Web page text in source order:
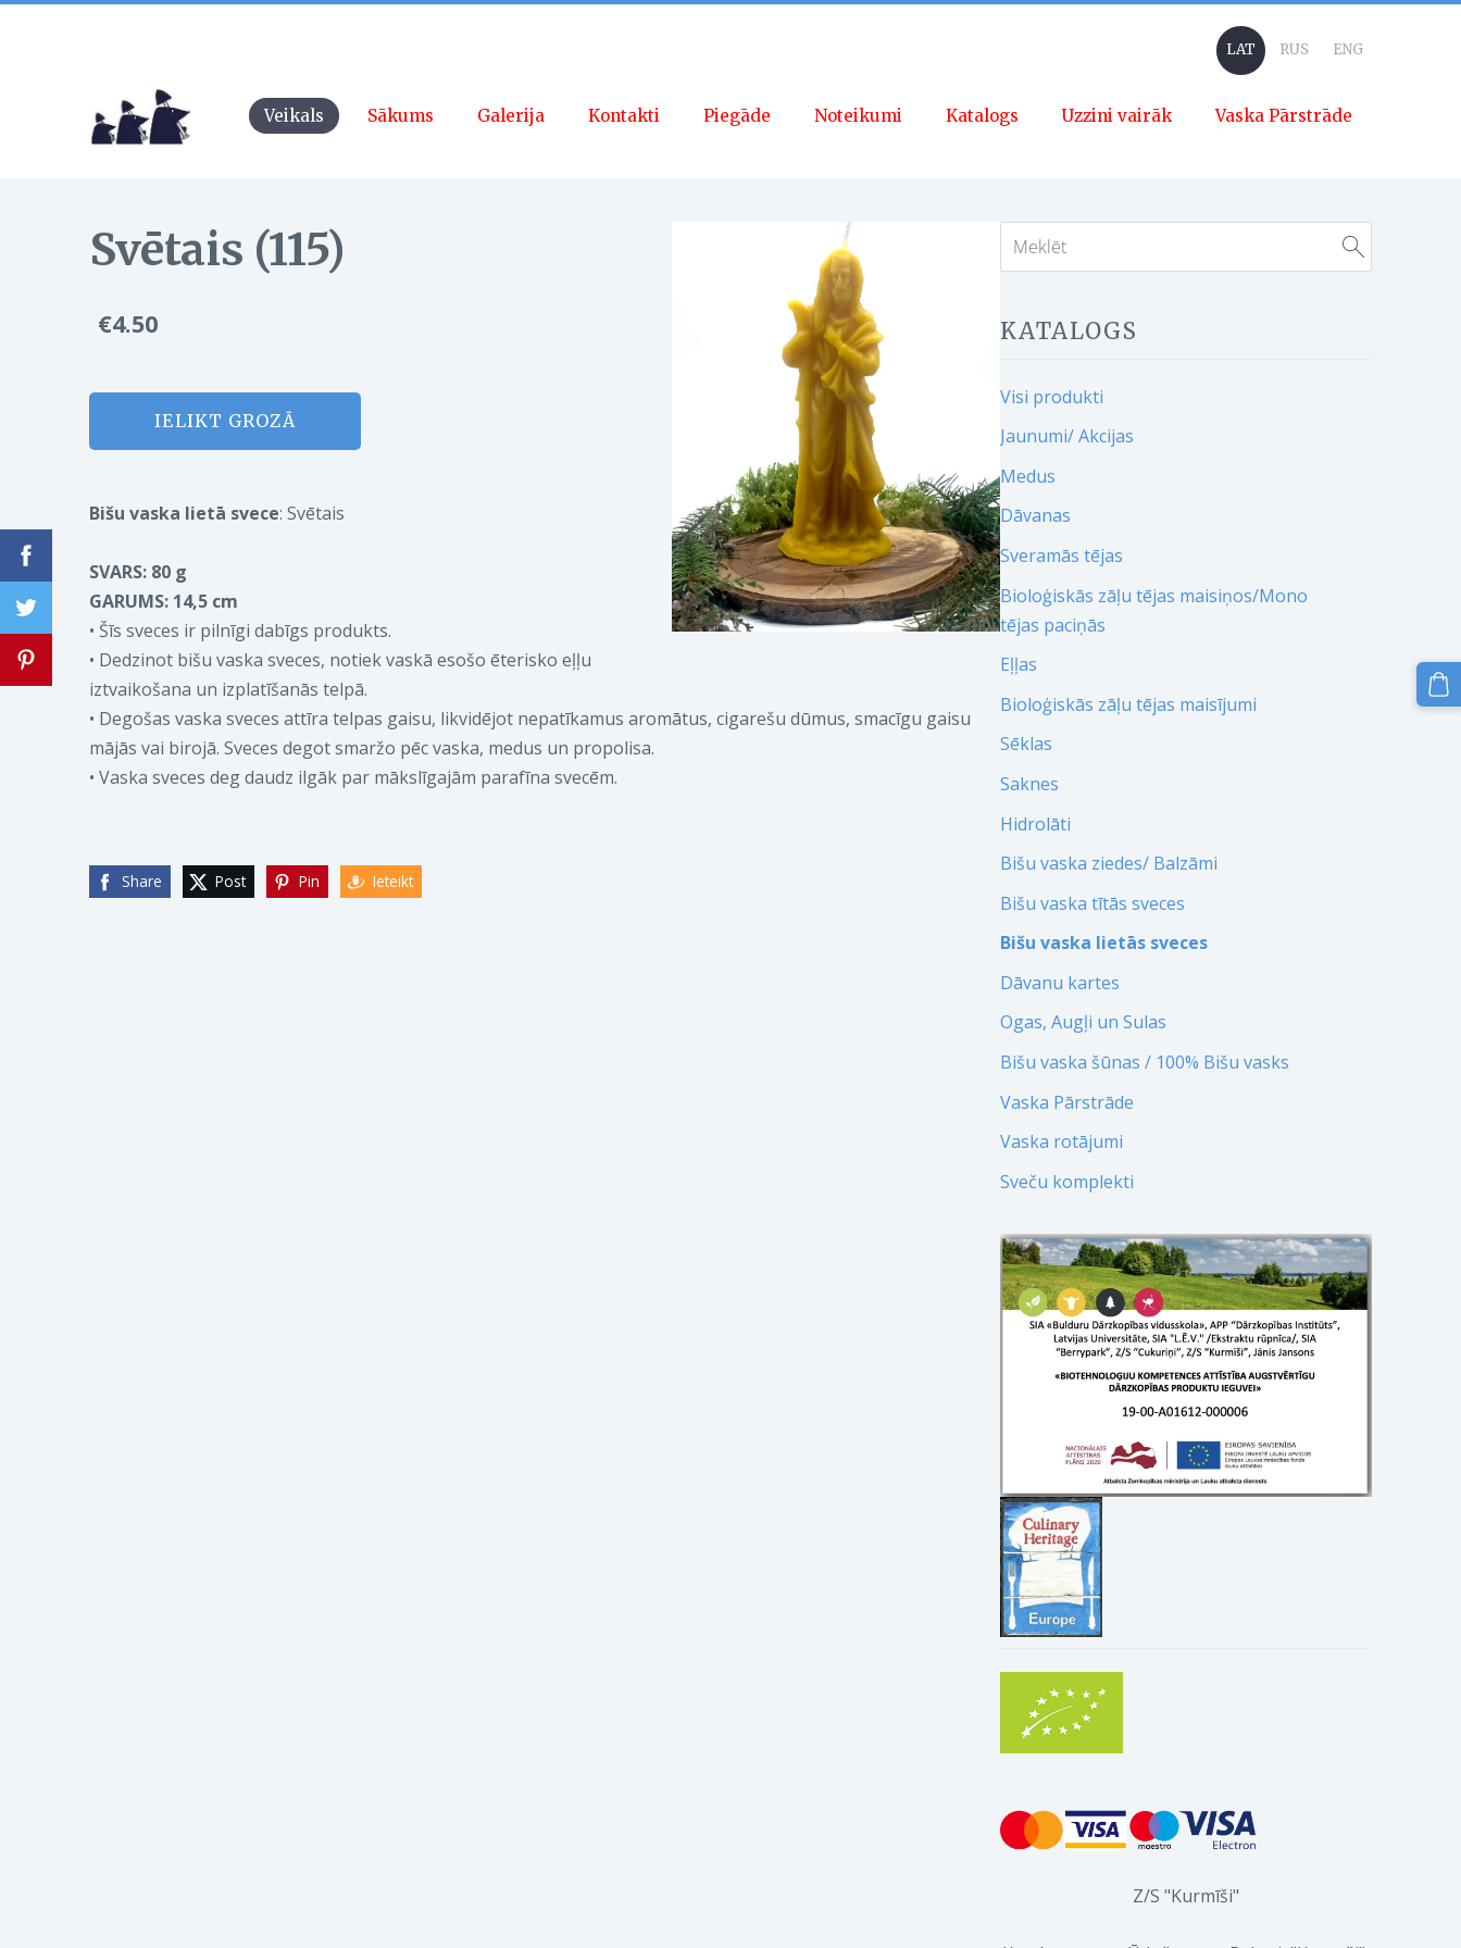
Veikals Sākums Galerija Kontakti Piegāde Noteikumi Katalogs Uzzini vairāk Vaska Pārstrāde
LAT RUS ENG
KATALOGS
Visi produkti
Jaunumi/ Akcijas
Medus
Dāvanas
Sveramās tējas
Bioloģiskās zāļu tējas maisiņos/Mono
tējas paciņās
Eļļas
Bioloģiskās zāļu tējas maisījumi
Sēklas
Saknes
Hidrolāti
Bišu vaska ziedes/ Balzāmi
Bišu vaska tītās sveces
Bišu vaska lietās sveces
Dāvanu kartes
Ogas, Augļi un Sulas
Bišu vaska šūnas / 100% Bišu vasks
Vaska Pārstrāde
Vaska rotājumi
Sveču komplekti
Z/S "Kurmīši"
Svētais (115)
€4.50
IELIKT GROZĀ
Bišu vaska lietā svece: Svētais
SVARS: 80 g
GARUMS: 14,5 cm
• Šīs sveces ir pilnīgi dabīgs produkts.
• Dedzinot bišu vaska sveces, notiek vaskā esošo ēterisko eļļu
iztvaikošana un izplatīšanās telpā.
• Degošas vaska sveces attīra telpas gaisu, likvidējot nepatīkamus aromātus, cigarešu dūmus, smacīgu gaisu
mājās vai birojā. Sveces degot smaržo pēc vaska, medus un propolisa.
• Vaska sveces deg daudz ilgāk par mākslīgajām parafīna svecēm.
Share Post Pin Ieteikt